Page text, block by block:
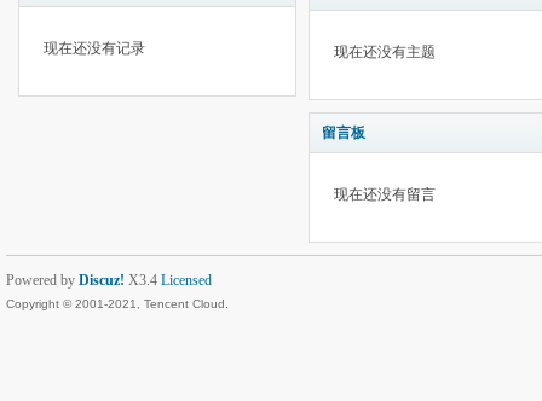
现在还没有记录 现在还没有主题
留言板
现在还没有留言
Powered by Discuz! X3.4 Licensed
Copyright © 2001-2021, Tencent Cloud.